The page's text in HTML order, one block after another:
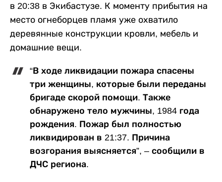
в 20:38 в Экибастузе. К моменту прибытия на
место огнеборцев пламя уже охватило
деревянные конструкции кровли, мебель и
домашние вещи.
“В ходе ликвидации пожара спасены
три женщины, которые были переданы
бригаде скорой помощи. Также
обнаружено тело мужчины, 1984 года
рождения. Пожар был полностью
ликвидирован в 21:37. Причина
возгорания выясняется”, – сообщили в
ДЧС региона.